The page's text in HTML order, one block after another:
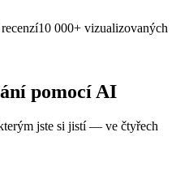
10 000+ vizualizovaných
pomocí AI
jste si jistí — ve čtyřech